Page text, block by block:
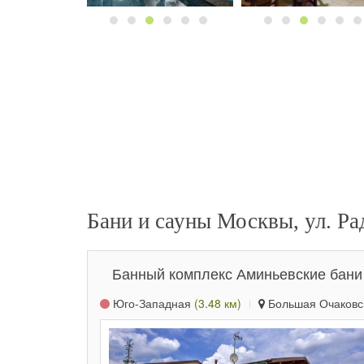
Бани и сауны Москвы, ул.
Банный комплекс Аминьевские бани
Юго-Западная (3.48 км) Большая